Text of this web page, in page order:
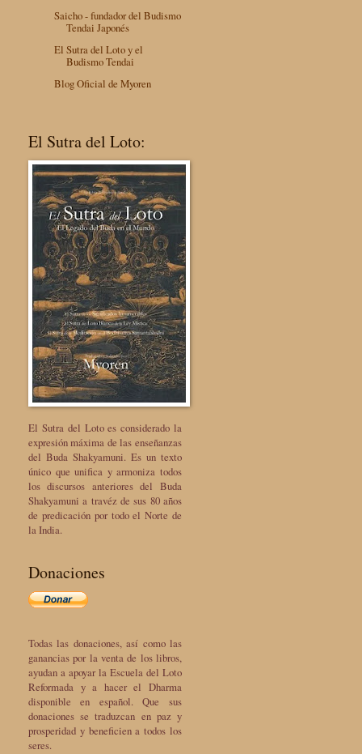
Saicho - fundador del Budismo
Tendai Japonés
El Sutra del Loto y el
Budismo Tendai
Blog Oficial de Myoren
El Sutra del Loto:
El Sutra del Loto es considerado la
expresión máxima de las enseñanzas
del Buda Shakyamuni. Es un texto
único que unifica y armoniza todos
los discursos anteriores del Buda
Shakyamuni a travéz de sus 80 años
de predicación por todo el Norte de
la India.
Donaciones
Todas las donaciones, así como las
ganancias por la venta de los libros,
ayudan a apoyar la Escuela del Loto
Reformada y a hacer el Dharma
disponible en español. Que sus
donaciones se traduzcan en paz y
prosperidad y beneficien a todos los
seres.